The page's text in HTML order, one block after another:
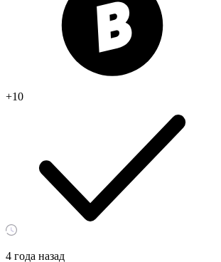
+10
4 года назад